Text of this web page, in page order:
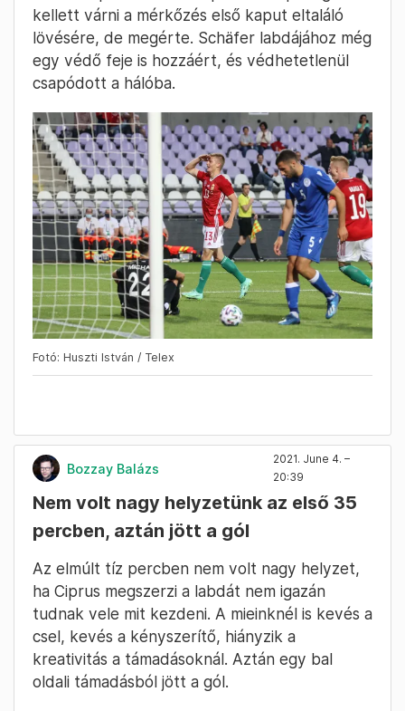
kellett várni a mérkőzés első kaput eltaláló
lövésére, de megérte. Schäfer labdájához még
egy védő feje is hozzáért, és védhetetlenül
csapódott a hálóba.
Fotó: Huszti István / Telex
Bozzay Balázs
2021. June 4. –
20:39
Nem volt nagy helyzetünk az első 35
percben, aztán jött a gól
Az elmúlt tíz percben nem volt nagy helyzet,
ha Ciprus megszerzi a labdát nem igazán
tudnak vele mit kezdeni. A mieinknél is kevés a
csel, kevés a kényszerítő, hiányzik a
kreativitás a támadásoknál. Aztán egy bal
oldali támadásból jött a gól.